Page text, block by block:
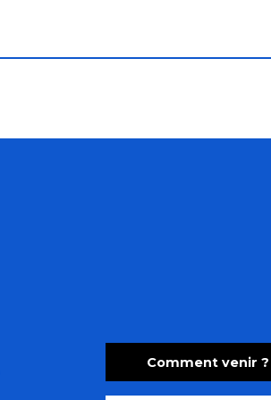
Comment venir ?